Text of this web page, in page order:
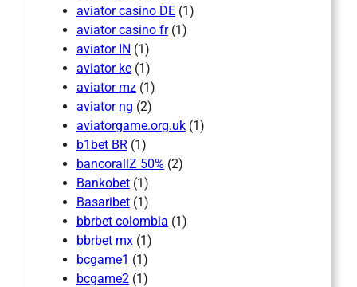
aviator casino DE (1)
aviator casino fr(1)
aviator IN (1)
aviator ke (1)
aviator mz (1)
aviator ng (2)
aviatorgame.org.uk (1)
b1bet BR (1)
bancorallZ 50% (2)
Bankobet (1)
Basaribet (1)
bbrbet colombia (1)
bbrbet mx (1)
bcgame1 (1)
bcgame2 (1)